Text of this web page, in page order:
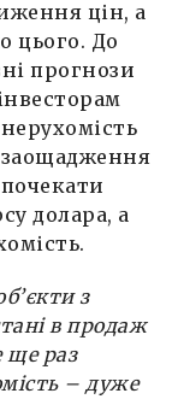
цін, а
цього. До
прогнози
заощадження
долара, а
з
в продаж
ще раз
– дуже